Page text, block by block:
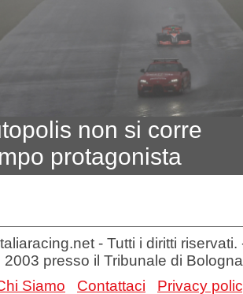
non si corre
protagonista
- Tutti i diritti
2003 presso il Tribunale di Bologna
Siamo Contattaci Privacy